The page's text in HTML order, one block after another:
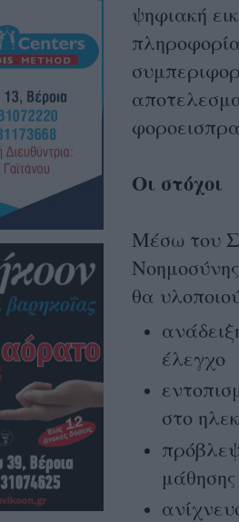
ψηφιακή
Οι στόχοι
Μέσω του
θα
έλεγχο
στο
μάθησης